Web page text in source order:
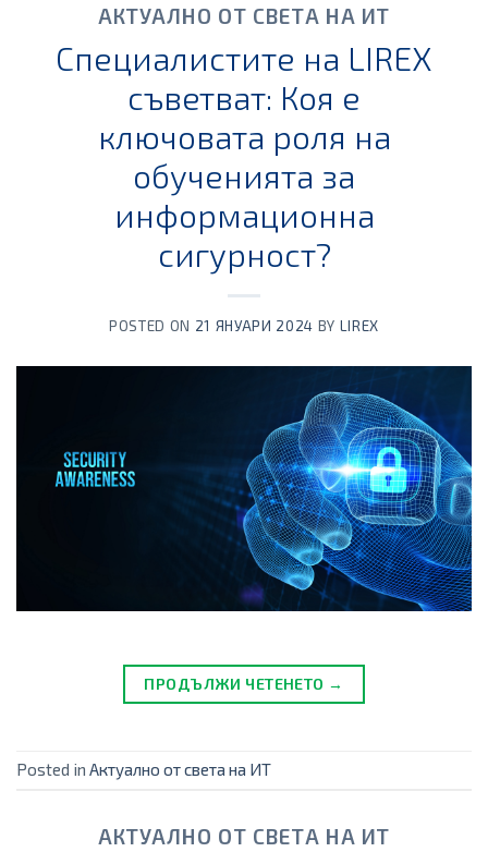
АКТУАЛНО ОТ СВЕТА НА ИТ
Специалистите на LIREX
съветват: Коя е
ключовата роля на
обученията за
информационна
сигурност?
POSTED ON 21 ЯНУАРИ 2024 BY LIREX
ПРОДЪЛЖИ ЧЕТЕНЕТО →
Posted in Актуално от света на ИТ
АКТУАЛНО ОТ СВЕТА НА ИТ